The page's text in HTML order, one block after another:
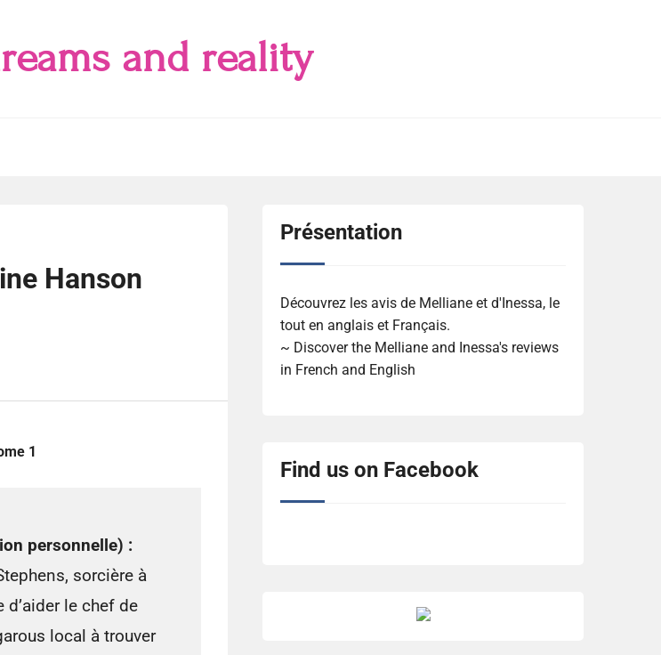
and reality
Hanson
1
personnelle) :
sorcière à
d’aider le chef de
local à trouver
Présentation
Découvrez les avis de Melliane et d'Inessa, le
tout en anglais et Français.
~ Discover the Melliane and Inessa's reviews
in French and English
Find us on Facebook